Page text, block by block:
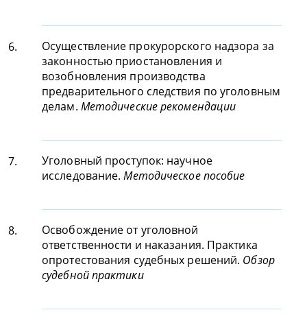
6.
Осуществление прокурорского надзора за
законностью приостановления и
возобновления производства
предварительного следствия по уголовным
делам. Методические рекомендации
7.
Уголовный проступок: научное
исследование.Методическое пособие
8.
Освобождение от уголовной
ответственности и наказания. Практика
опротестования судебных решений. Обзор
судебной практики